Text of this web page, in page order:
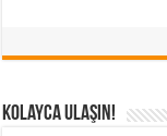
Kolayca Ulaşın!